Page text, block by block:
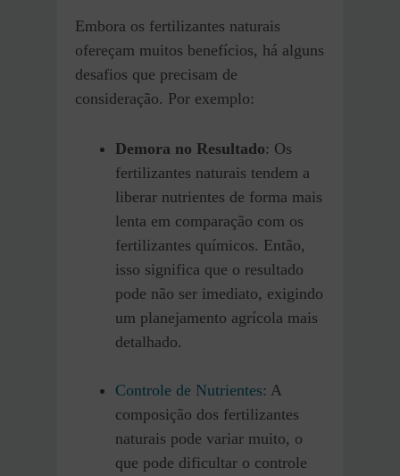
Embora os fertilizantes naturais
ofereçam muitos benefícios, há alguns
desafios que precisam de
consideração. Por exemplo:
Demora no Resultado: Os
fertilizantes naturais tendem a
liberar nutrientes de forma mais
lenta em comparação com os
fertilizantes químicos. Então,
isso significa que o resultado
pode não ser imediato, exigindo
um planejamento agrícola mais
detalhado.
Controle de Nutrientes: A
composição dos fertilizantes
naturais pode variar muito, o
que pode dificultar o controle